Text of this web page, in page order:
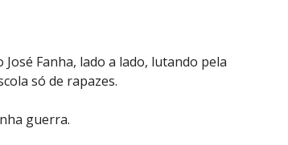
Fanha, lado a lado, lutando pela
só de rapazes.
guerra.